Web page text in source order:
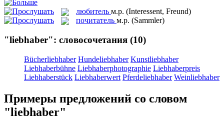
любитель м.р. (Interessent, Freund)
почитатель м.р. (Sammler)
"liebhaber": словосочетания (10)
Bücherliebhaber Hundeliebhaber Kunstliebhaber
Liebhaberbühne Liebhaberphotographie Liebhaberpreis
Liebhaberstück Liebhaberwert Pferdeliebhaber Weinliebhaber
Примеры предложений со словом
"liebhaber"